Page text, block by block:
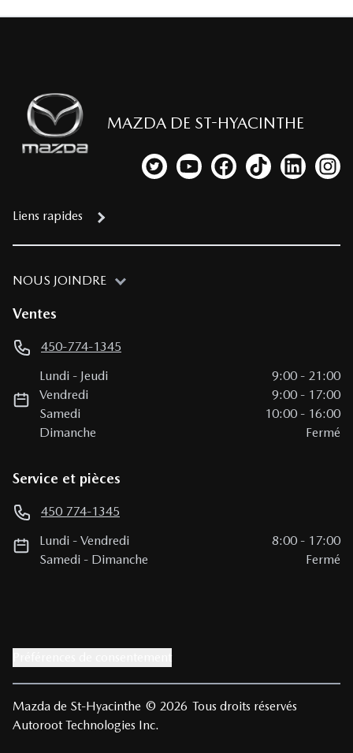
MAZDA DE ST-HYACINTHE
Lien vers notre compte Twitter
Lien vers notre chaîne
Lien vers notre page
Lien vers notre
Lien vers
Lien
Liens rapides
NOUS JOINDRE
Ventes
450-774-1345
Lundi - Jeudi 9:00 - 21:00
Vendredi
9:00 - 17:00
Samedi
10:00 - 16:00
Dimanche
Fermé
Service et pièces
450 774-1345
Lundi -Vendredi 8:00 - 17:00
Samedi - Dimanche Fermé
Mazda de St-Hyacinthe © 2026 Tous droits réservés
Autoroot Technologies Inc.